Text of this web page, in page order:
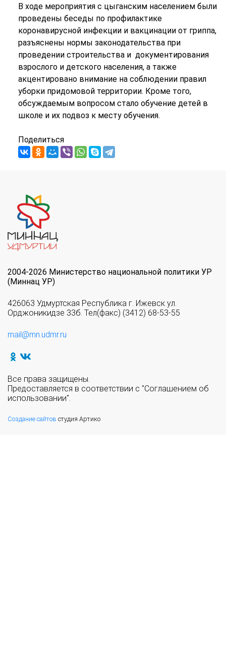
В ходе мероприятия с цыганским населением были
проведены беседы по профилактике
коронавирусной инфекции и вакцинации от гриппа,
разъяснены нормы законодательства при
проведении строительства и документирования
взрослого и детского населения, а также
акцентировано внимание на соблюдении правил
уборки придомовой территории. Кроме того,
обсуждаемым вопросом стало обучение детей в
школе и их подвоз к месту обучения.
Поделиться
2004-2026 Министерство национальной политики УР
(Миннац УР)
426063 Удмуртская Республика г. Ижевск ул.
Орджоникидзе 33б. Тел(факс) (3412) 68-53-55
mail@mn.udmr.ru
Все права защищены.
Предоставляется в соответствии с "Соглашением об
использовании".
Создание сайтов студия Артико